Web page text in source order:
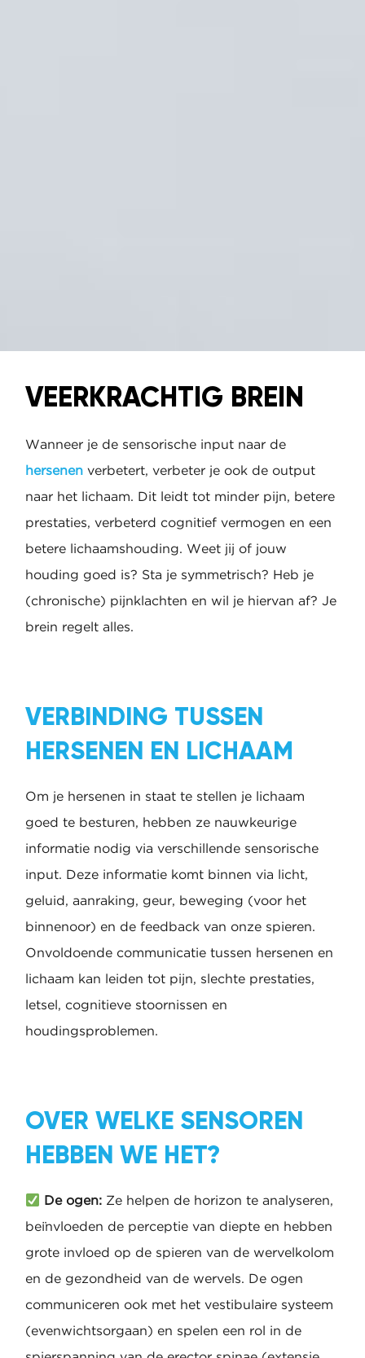
VEERKRACHTIG BREIN
Wanneer je de sensorische input naar de
hersenen verbetert, verbeter je ook de output
naar het lichaam. Dit leidt tot minder pijn, betere
prestaties, verbeterd cognitief vermogen en een
betere lichaamshouding. Weet jij of jouw
houding goed is? Sta je symmetrisch? Heb je
(chronische) pijnklachten en wil je hiervan af? Je
brein regelt alles.
VERBINDING TUSSEN
HERSENEN EN LICHAAM
Om je hersenen in staat te stellen je lichaam
goed te besturen, hebben ze nauwkeurige
informatie nodig via verschillende sensorische
input. Deze informatie komt binnen via licht,
geluid, aanraking, geur, beweging (voor het
binnenoor) en de feedback van onze spieren.
Onvoldoende communicatie tussen hersenen en
lichaam kan leiden tot pijn, slechte prestaties,
letsel, cognitieve stoornissen en
houdingsproblemen.
OVER WELKE SENSOREN
HEBBEN WE HET?
De ogen: Ze helpen de horizon te analyseren,
beïnvloeden de perceptie van diepte en hebben
grote invloed op de spieren van de wervelkolom
en de gezondheid van de wervels. De ogen
communiceren ook met het vestibulaire systeem
(evenwichtsorgaan) en spelen een rol in de